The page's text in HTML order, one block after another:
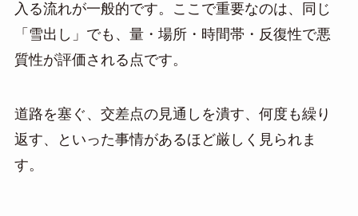
入る流れが一般的です。ここで重要なのは、同じ
「雪出し」でも、量・場所・時間帯・反復性で悪
質性が評価される点です。
道路を塞ぐ、交差点の見通しを潰す、何度も繰り
返す、といった事情があるほど厳しく見られま
す。